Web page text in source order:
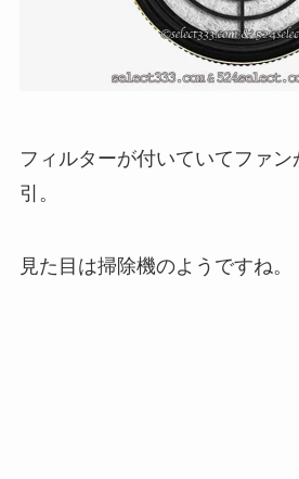
フィルターが付いていてファ
引。
見た目は掃除機のようですね。